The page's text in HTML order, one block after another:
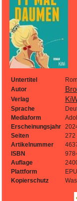
Untertitel
Autor
Verlag
Sprache
Mediaform
Erscheinungsjahr
Seiten
272
Artikelnummer
ISBN
Auflage
Plattform
Kopierschutz